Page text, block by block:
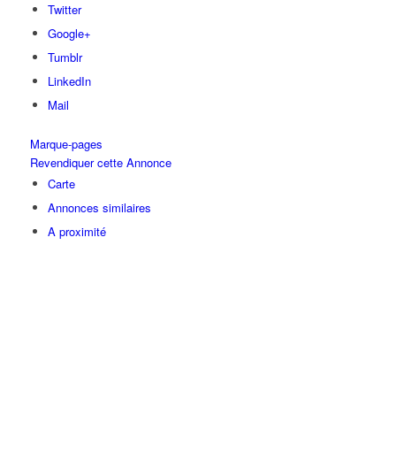
Twitter
Google+
Tumblr
LinkedIn
Mail
Marque-pages
Revendiquer cette Annonce
Carte
Annonces similaires
A proximité